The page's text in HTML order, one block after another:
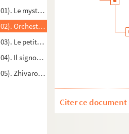
Le mystère de la rue Rousselet ; Un
Orchestre national de Barbès en
Le petit bruit de l'œuf
Il signor Fagotto
Zhivaro Baroko
Citer ce document